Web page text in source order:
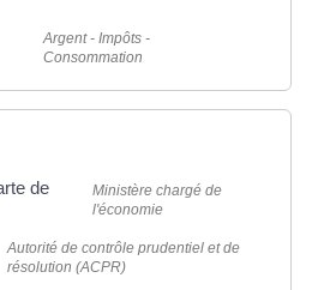
Argent - Impôts -
Consommation
de
Ministère chargé de
l'économie
Autorité de contrôle prudentiel et de
résolution (ACPR)